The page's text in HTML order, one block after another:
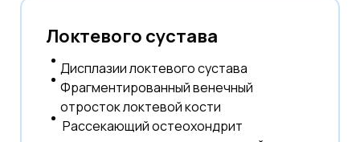
Локтевого сустава
Дисплазии локтевого сустава
Фрагментированный венечный
отросток локтевой кости
Рассекающий остеохондрит